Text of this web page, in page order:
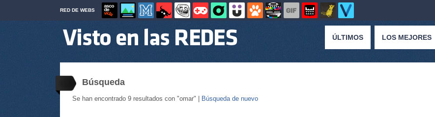
RED DE WEBS
ÚLTIMOS LOS MEJORES
Búsqueda
Se han encontrado 9 resultados con "omar" | Búsqueda de nuevo